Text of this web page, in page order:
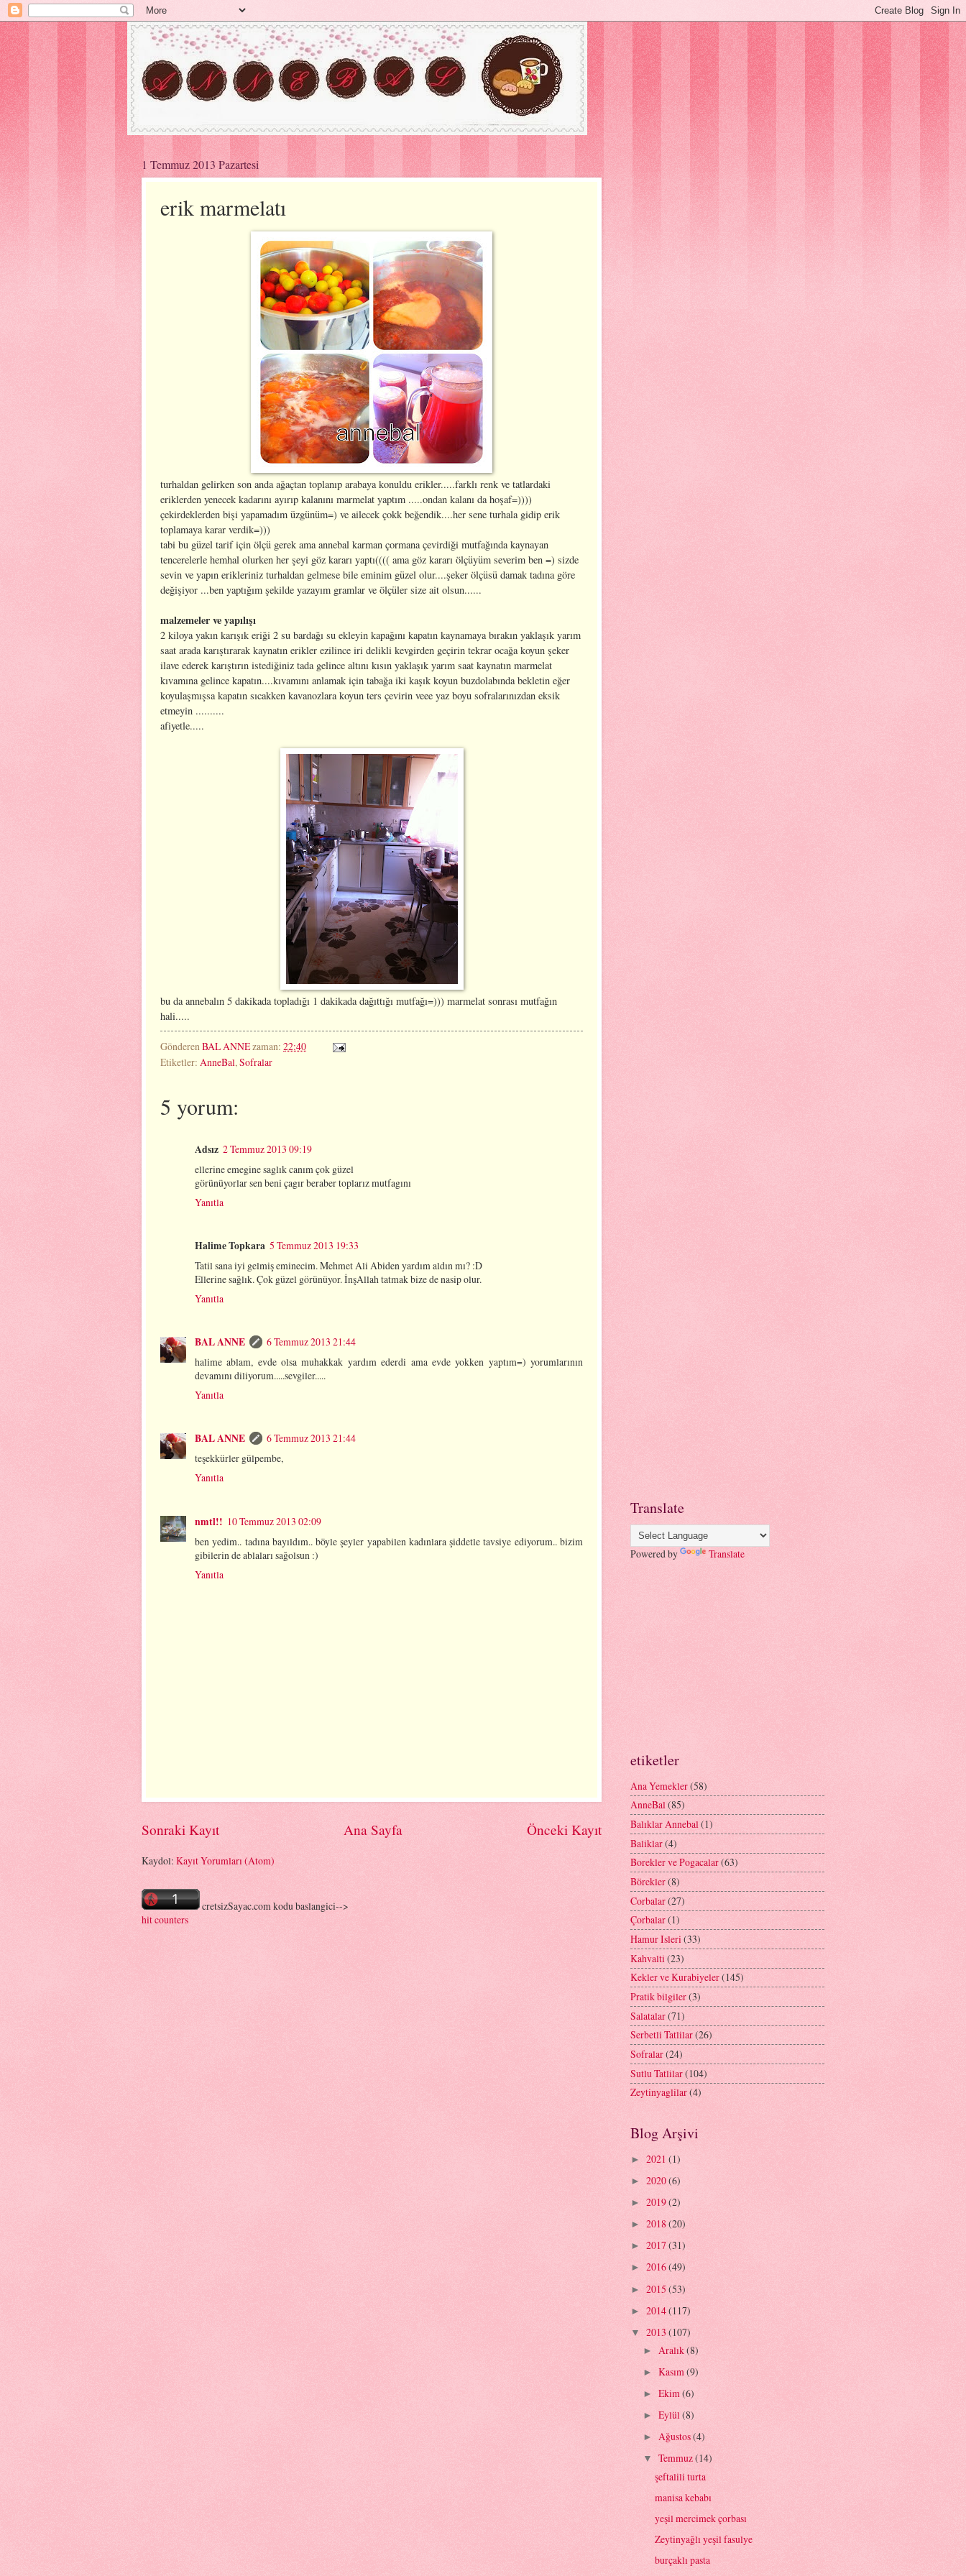
1 Temmuz 2013 Pazartesi
erik marmelatı
turhaldan gelirken son anda ağaçtan toplanıp arabaya konuldu erikler.....farklı renk ve tatlardaki
eriklerden yenecek kadarını ayırıp kalanını marmelat yaptım .....ondan kalanı da hoşaf=))))
çekirdeklerden bişi yapamadım üzgünüm=) ve ailecek çokk beğendik....her sene turhala gidip erik
toplamaya karar verdik=)))
tabi bu güzel tarif için ölçü gerek ama annebal karman çormana çevirdiği mutfağında kaynayan
tencerelerle hemhal olurken her şeyi göz kararı yaptı(((( ama göz kararı ölçüyüm severim ben =) sizde
sevin ve yapın erikleriniz turhaldan gelmese bile eminim güzel olur....şeker ölçüsü damak tadına göre
değişiyor ...ben yaptığım şekilde yazayım gramlar ve ölçüler size ait olsun......
malzemeler ve yapılışı
2 kiloya yakın karışık eriği 2 su bardağı su ekleyin kapağını kapatın kaynamaya bırakın yaklaşık yarım
saat arada karıştırarak kaynatın erikler ezilince iri delikli kevgirden geçirin tekrar ocağa koyun şeker
ilave ederek karıştırın istediğiniz tada gelince altını kısın yaklaşık yarım saat kaynatın marmelat
kıvamına gelince kapatın....kıvamını anlamak için tabağa iki kaşık koyun buzdolabında bekletin eğer
koyulaşmışsa kapatın sıcakken kavanozlara koyun ters çevirin veee yaz boyu sofralarınızdan eksik
etmeyin ..........
afiyetle.....
bu da annebalın 5 dakikada topladığı 1 dakikada dağıttığı mutfağı=))) marmelat sonrası mutfağın
hali.....
Gönderen BAL ANNEzaman: 22:40
Etiketler: AnneBal, Sofralar
5 yorum:
Adsız 2 Temmuz 2013 09:19
ellerine emegine saglık canım çok güzel
görünüyorlar sen beni çagır beraber toplarız mutfagını
Yanıtla
Halime Topkara 5 Temmuz 2013 19:33
Tatil sana iyi gelmiş eminecim. Mehmet Ali Abiden yardım aldın mı? :D
Ellerine sağlık. Çok güzel görünüyor. İnşAllah tatmak bize de nasip olur.
Yanıtla
BAL ANNE
6 Temmuz 2013 21:44
halime ablam, evde olsa muhakkak yardım ederdi ama evde yokken yaptım=) yorumlarının
devamını diliyorum.....sevgiler.....
Yanıtla
BAL ANNE
6 Temmuz 2013 21:44
teşekkürler gülpembe,
Yanıtla
nmtl!! 10 Temmuz 2013 02:09
ben yedim.. tadına bayıldım.. böyle şeyler yapabilen kadınlara şiddetle tavsiye ediyorum.. bizim
gibilerin de ablaları sağolsun :)
Yanıtla
Sonraki Kayıt Önceki Kayıt
Ana Sayfa
Kaydol: Kayıt Yorumları (Atom)
cretsizSayac.com kodu baslangici-->
hit counters
Translate
Powered by Translate
etiketler
Ana Yemekler(58)
AnneBal(85)
Balıklar Annebal(1)
Baliklar(4)
Borekler ve Pogacalar(63)
Börekler(8)
Corbalar(27)
Çorbalar(1)
Hamur Isleri(33)
Kahvalti (23)
Kekler ve Kurabiyeler(145)
Pratik bilgiler(3)
Salatalar(71)
Serbetli Tatlilar(26)
Sofralar(24)
Sutlu Tatlilar(104)
Zeytinyaglilar(4)
Blog Arşivi
► 2021 (1)
► 2020(6)
► 2019(2)
► 2018(20)
► 2017(31)
► 2016(49)
► 2015 (53)
► 2014(117)
▼ 2013 (107)
► Aralık(8)
► Kasım(9)
► Ekim(6)
► Eylül(8)
► Ağustos(4)
▼ Temmuz(14)
şeftalili turta
manisa kebabı
yeşil mercimek çorbası
Zeytinyağlı yeşil fasulye
burçaklı pasta